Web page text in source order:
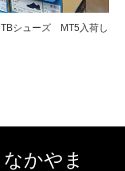
シューズ MT5入荷し
かやま